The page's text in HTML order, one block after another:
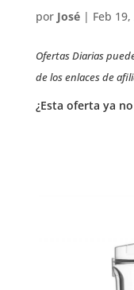
por José| Feb
Ofertas Diarias
de los enlaces de
¿Esta oferta ya